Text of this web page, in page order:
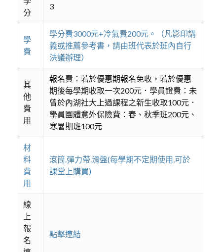
分
3
學
費
學分費3000元+冷氣費200元。（凡影印講
義或推薦參考書，請由班代表於班內自行
決議辦理）
其
他
費
用
報名費：若於優惠期報名免收，若於優惠
期後每學期收取一次200元．學員證費：未
曾於內湖社大上過課程之新生收取100元．
學員團體意外保險費：春、秋季班200元、
寒暑期班100元
材
料
費
用
滾筒.彈力帶.滑盤(每學期不定期使用,可於
課堂上購買)
線
上
報
名
點擊連結